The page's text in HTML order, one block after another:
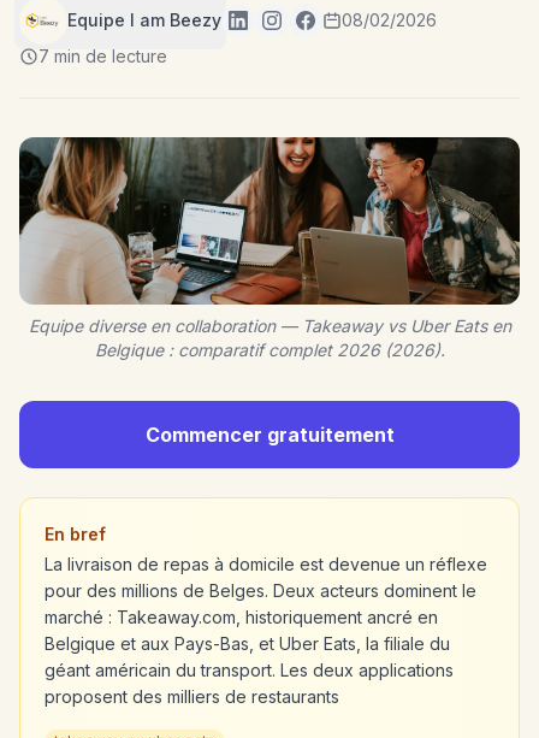
Equipe I am Beezy
08/02/2026
7 min de lecture
Equipe diverse en collaboration — Takeaway vs Uber Eats en
Belgique : comparatif complet 2026 (2026).
Commencer gratuitement
En bref
La livraison de repas à domicile est devenue un réflexe
pour des millions de Belges. Deux acteurs dominent le
marché : Takeaway.com, historiquement ancré en
Belgique et aux Pays-Bas, et Uber Eats, la filiale du
géant américain du transport. Les deux applications
proposent des milliers de restaurants